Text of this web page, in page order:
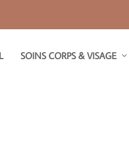
SOINS CORPS & VISAGE